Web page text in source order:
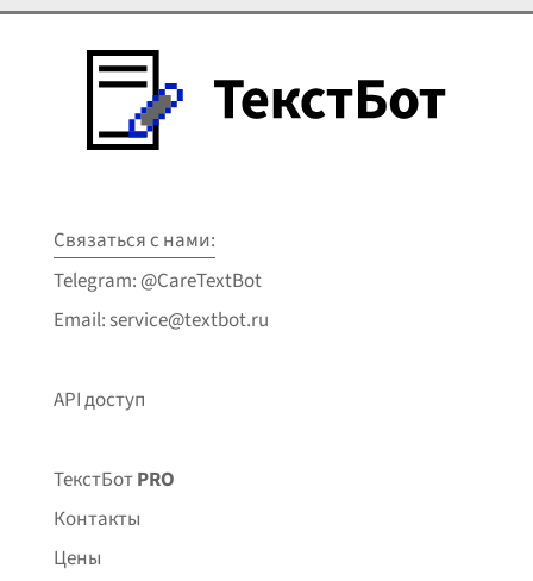
Связаться с нами:
Telegram: @CareTextBot
Email: service@textbot.ru
API доступ
ТекстБотPRO
Контакты
Цены